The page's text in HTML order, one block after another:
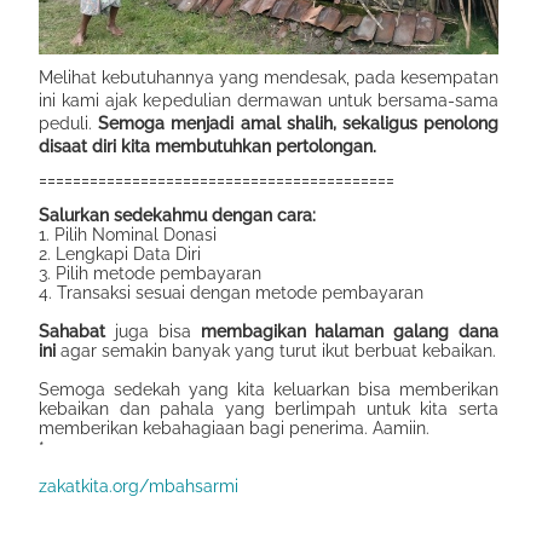
Melihat kebutuhannya yang mendesak, pada kesempatan
ini kami ajak kepedulian dermawan untuk bersama-sama
peduli.Semoga menjadi amal shalih, sekaligus penolong
disaat diri kita membutuhkan pertolongan.
Salurkan sedekahmu dengan cara:
1. Pilih Nominal Donasi
2. Lengkapi Data Diri
3. Pilih metode pembayaran
4. Transaksi sesuai dengan metode pembayaran
Sahabatjuga bisa membagikan halaman galang dana
ini agar semakin banyak yang turut ikut berbuat kebaikan.
Semoga sedekah yang kita keluarkan bisa memberikan
kebaikan dan pahala yang berlimpah untuk kita serta
memberikan kebahagiaan bagi penerima. Aamiin.
*
zakatkita.org/mbahsarmi